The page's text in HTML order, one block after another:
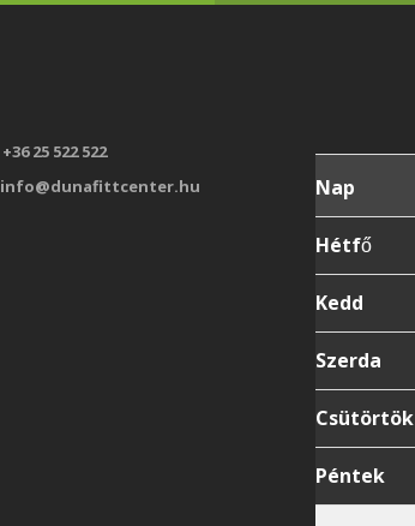
+36 25 522 522
info@dunafittcenter.hu
Nap
Hétfő
Kedd
Szerda
Csütörtök
Péntek